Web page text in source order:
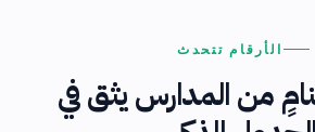
الأرقام تتحدث
من المدارس يثق في